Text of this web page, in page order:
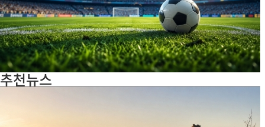
추천뉴스